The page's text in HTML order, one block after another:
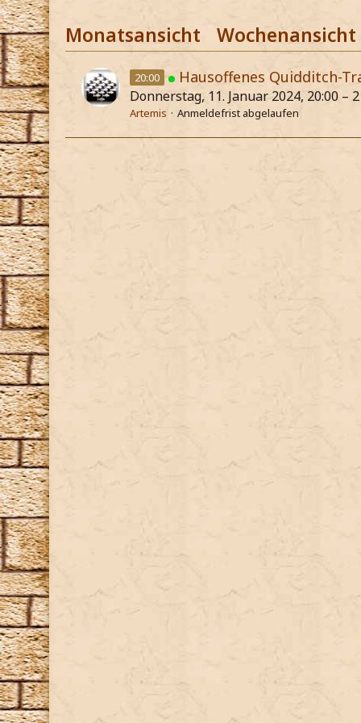
Monatsansicht Wochenansicht
20:00 Hausoffenes Quidditch-
Donnerstag, 11. Januar 2024, 20:00 –
Artemis Anmeldefrist abgelaufen